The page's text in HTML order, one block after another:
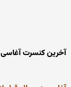
آخرین کنسرت آغاسی